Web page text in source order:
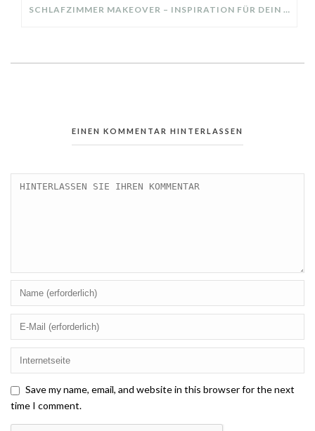
SCHLAFZIMMER MAKEOVER – INSPIRATION FÜR DEIN SCHLAFZIMMER: AUS ALT MACH NEU – HELL, GEMÜTLICH UND EINLADEND
EINEN KOMMENTAR HINTERLASSEN
Save my name, email, and website in this browser for the next
time I comment.